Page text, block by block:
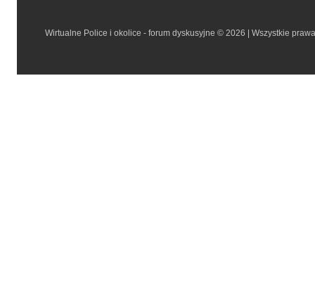
Wirtualne Police i okolice - forum dyskusyjne © 2026 | Wszystkie